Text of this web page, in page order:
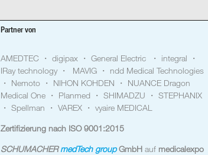
Partner von
AMEDTEC ・ digipax ・ General Electric ・ integral ・
IRay technology ・ MAVIG ・ ndd Medical Technologies
・ Nemoto ・ NIHON KOHDEN ・ NUANCE Dragon
Medical One ・ Planmed ・ SHIMADZU ・ STEPHANIX
・ Spellman ・ VAREX ・ vyaire MEDICAL
Zertifizierung nach ISO 9001:2015
SCHUMACHER medTech groupGmbHauf medicalexpo